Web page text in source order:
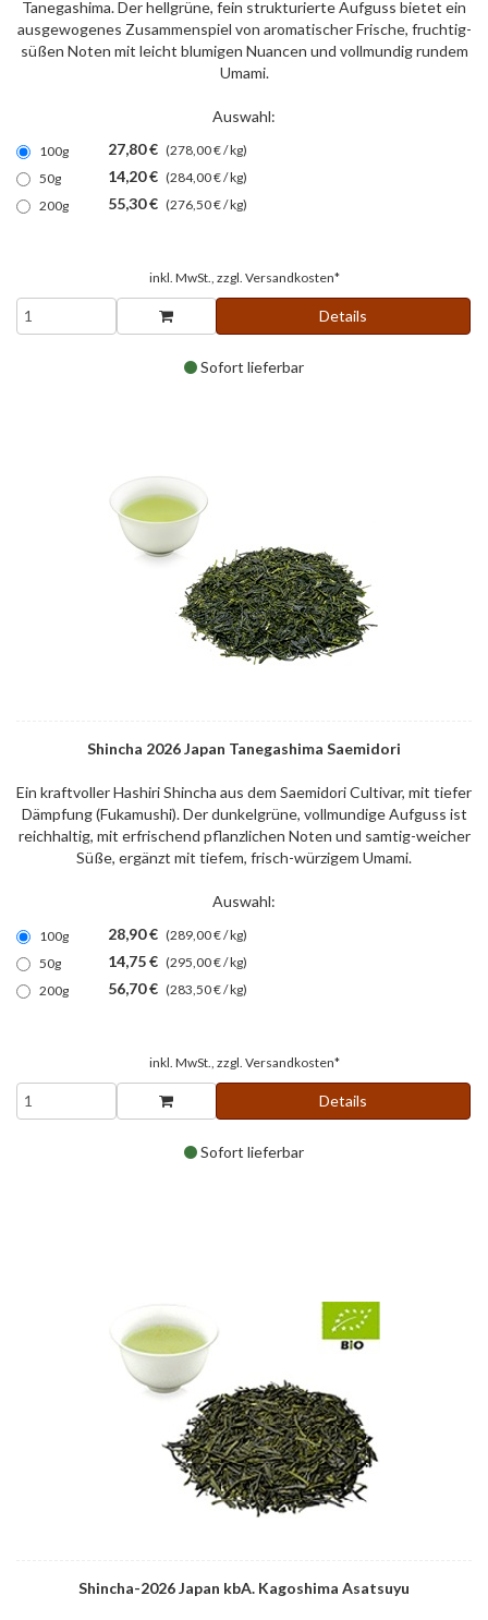
Tanegashima. Der hellgrüne, fein strukturierte Aufguss bietet ein
ausgewogenes Zusammenspiel von aromatischer Frische, fruchtig-
süßen Noten mit leicht blumigen Nuancen und vollmundig rundem
Umami.
Auswahl:
100g 27,80 € (278,00 € / kg)
50g
14,20 € (284,00 € / kg)
200g
55,30 € (276,50 € / kg)
inkl. MwSt., zzgl. Versandkosten*
Details
Sofort lieferbar
Shincha 2026 Japan Tanegashima Saemidori
Ein kraftvoller Hashiri Shincha aus dem Saemidori Cultivar, mit tiefer
Dämpfung (Fukamushi). Der dunkelgrüne, vollmundige Aufguss ist
reichhaltig, mit erfrischend pflanzlichen Noten und samtig-weicher
Süße, ergänzt mit tiefem, frisch-würzigem Umami.
Auswahl:
100g 28,90 € (289,00 € / kg)
50g
14,75 € (295,00 € / kg)
200g
56,70 € (283,50 € / kg)
inkl. MwSt., zzgl. Versandkosten*
Details
Sofort lieferbar
Shincha-2026 Japan kbA. Kagoshima Asatsuyu